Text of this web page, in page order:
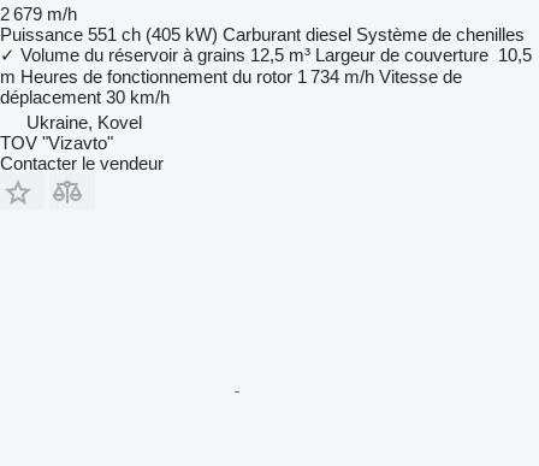
2 679 m/h
Puissance 551 ch (405 kW) Carburant diesel Système de chenilles
✓ Volume du réservoir à grains 12,5 m³ Largeur de couverture 10,5
m Heures de fonctionnement du rotor 1 734 m/h Vitesse de
déplacement 30 km/h
Ukraine, Kovel
TOV "Vizavto"
Contacter le vendeur